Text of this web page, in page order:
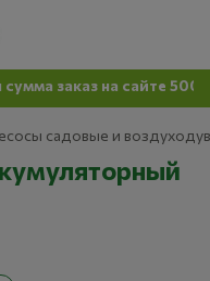
заказ на сайте 500
садовые и